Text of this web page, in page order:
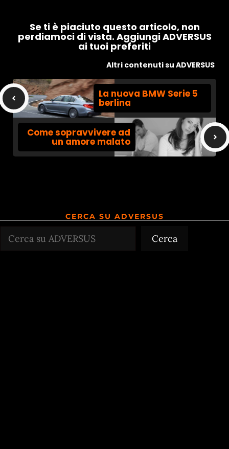
Se ti è piaciuto questo articolo, non
perdiamoci di vista. Aggiungi ADVERSUS
ai tuoi preferiti
Altri contenuti su ADVERSUS
La nuova BMW Serie 5
berlina
Come sopravvivere ad
un amore malato
CERCA SU ADVERSUS
Cerca